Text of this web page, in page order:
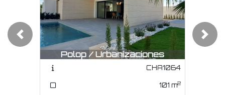
Polop / Urbanizaciones
CHA1064
Polop / Montaña
CHA1045
165
Previous Next